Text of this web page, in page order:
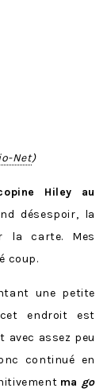
Net)
Hiley au
désespoir, la
la carte. Mes
coup.
une petite
endroit est
avec assez peu
continué en
ma go